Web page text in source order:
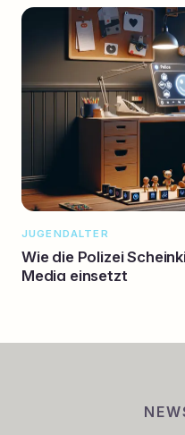
JUGENDALTER
Wie die Polizei
Media einsetzt